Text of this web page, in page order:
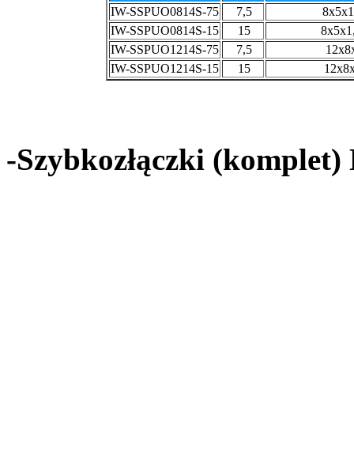
IW-SSPUO0814S-75
7,5
IW-SSPUO0814S-15
15
IW-SSPUO1214S-75
7,5
IW-SSPUO1214S-15
15
-Szybkozłączki (komplet)